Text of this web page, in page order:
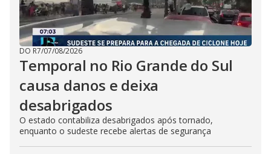
DO R7/07/08/2026
Temporal no Rio Grande do Sul
causa danos e deixa
desabrigados
O estado contabiliza desabrigados após tornado,
enquanto o sudeste recebe alertas de segurança